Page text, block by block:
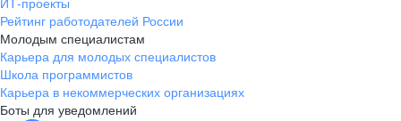
Рейтинг работодателей России
Молодым специалистам
Карьера для молодых специалистов
Школа программистов
Карьера в некоммерческих организациях
Боты для уведомлений